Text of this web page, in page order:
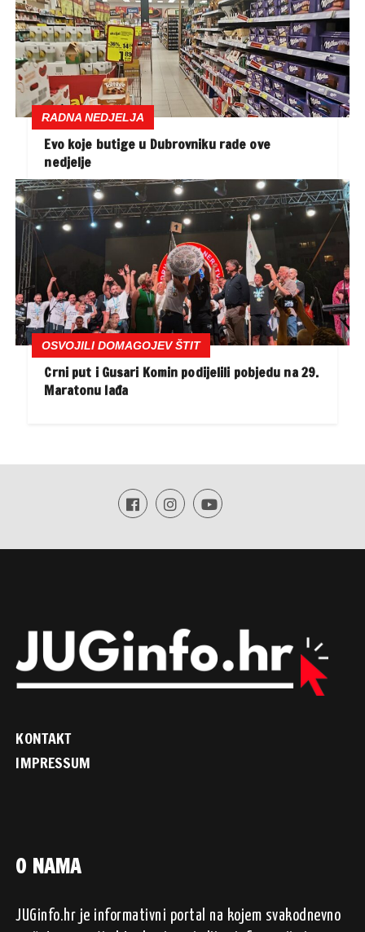
RADNA NEDJELJA
Evo koje butige u Dubrovniku rade ove
nedjelje
OSVOJILI DOMAGOJEV ŠTIT
Crni put i Gusari Komin podijelili pobjedu na 29.
Maratonu lađa
KONTAKT
IMPRESSUM
O NAMA
JUGinfo.hr je informativni portal na kojem svakodnevno